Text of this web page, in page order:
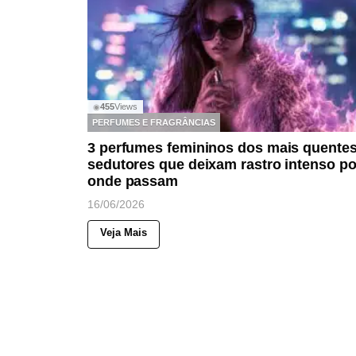
◉455Views
PERFUMES E FRAGRÂNCIAS
3 perfumes femininos dos mais
sedutores que deixam rastro intenso
onde passam
16/06/2026
Veja Mais